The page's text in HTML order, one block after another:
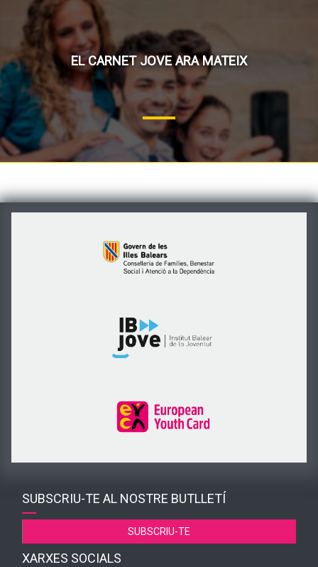
EL CARNET JOVE ARA MATEIX
SUBSCRIU-TE AL NOSTRE BUTLLETÍ
SUBSCRIU-TE
XARXES SOCIALS